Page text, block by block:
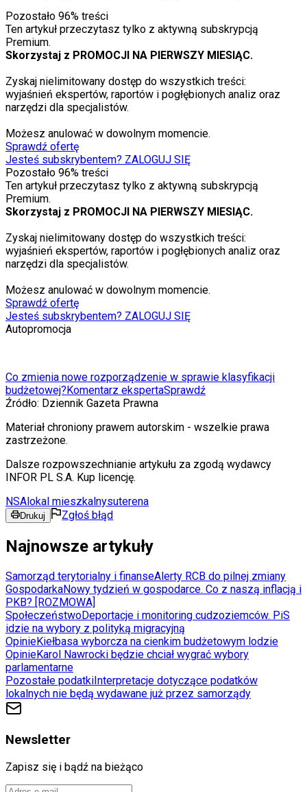
Pozostało 96% treści
Ten artykuł przeczytasz tylko z aktywną subskrypcją
Premium.
Skorzystaj z PROMOCJI NA PIERWSZY MIESIĄC.
Zyskaj nielimitowany dostęp do wszystkich treści:
wyjaśnień ekspertów, raportów i pogłębionych analiz oraz
narzędzi dla specjalistów.
Możesz anulować w dowolnym momencie.
Sprawdź ofertę
Jesteś subskrybentem? ZALOGUJ SIĘ
Pozostało 96% treści
Ten artykuł przeczytasz tylko z aktywną subskrypcją
Premium.
Skorzystaj z PROMOCJI NA PIERWSZY MIESIĄC.
Zyskaj nielimitowany dostęp do wszystkich treści:
wyjaśnień ekspertów, raportów i pogłębionych analiz oraz
narzędzi dla specjalistów.
Możesz anulować w dowolnym momencie.
Sprawdź ofertę
Jesteś subskrybentem? ZALOGUJ SIĘ
Autopromocja
Co zmienia nowe rozporządzenie w sprawie klasyfikacji
budżetowej?Komentarz ekspertaSprawdź
Źródło: Dziennik Gazeta Prawna
Materiał chroniony prawem autorskim - wszelkie prawa
zastrzeżone.
Dalsze rozpowszechnianie artykułu za zgodą wydawcy
INFOR PL S.A. Kup licencję.
NSAlokal mieszkalnysuterena
Drukuj Zgłoś błąd
Najnowsze artykuły
Samorząd terytorialny i finanseAlerty RCB do pilnej zmiany
GospodarkaNowy tydzień w gospodarce. Co z naszą inflacją i
PKB? [ROZMOWA]
SpołeczeństwoDeportacje i monitoring cudzoziemców. PiS
idzie na wybory z polityką migracyjną
OpinieKiełbasa wyborcza na cienkim budżetowym lodzie
OpinieKarol Nawrocki będzie chciał wygrać wybory
parlamentarne
Pozostałe podatki Interpretacje dotyczące podatków
lokalnych nie będą wydawane już przez samorządy
Newsletter
Zapisz się i bądź na bieżąco